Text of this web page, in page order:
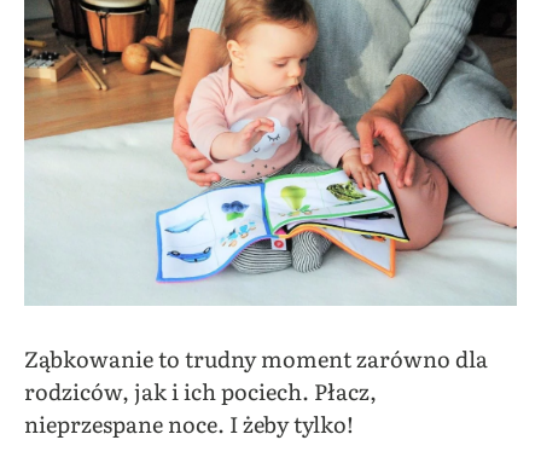
Ząbkowanie to trudny moment zarówno dla
rodziców, jak i ich pociech. Płacz,
nieprzespane noce. I żeby tylko!